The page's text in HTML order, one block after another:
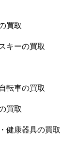
買取
キーの買取
転車の買取
買取
健康器具の買取